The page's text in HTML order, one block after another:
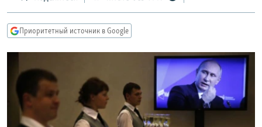
главной
навигации
Вернутся
поиску
КУЛЬТУРА
IDEL.РЕАЛИИ
СЕВЕР.РЕАЛИИ
СИБИРЬ.РЕАЛИИ
РАСПИСАНИЕ ВЕЩАНИЯ
Приоритетный источник в Google